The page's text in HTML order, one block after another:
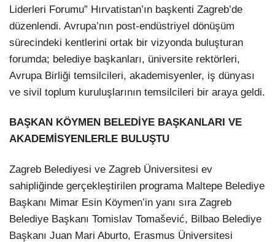
Liderleri Forumu” Hırvatistan’ın başkenti Zagreb’de
düzenlendi. Avrupa’nın post-endüstriyel dönüşüm
sürecindeki kentlerini ortak bir vizyonda buluşturan
forumda; belediye başkanları, üniversite rektörleri,
Avrupa Birliği temsilcileri, akademisyenler, iş dünyası
ve sivil toplum kuruluşlarının temsilcileri bir araya geldi.
BAŞKAN KÖYMEN BELEDİYE BAŞKANLARI VE
AKADEMİSYENLERLE BULUŞTU
Zagreb Belediyesi ve Zagreb Üniversitesi ev
sahipliğinde gerçekleştirilen programa Maltepe Belediye
Başkanı Mimar Esin Köymen’in yanı sıra Zagreb
Belediye Başkanı Tomislav Tomašević, Bilbao Belediye
Başkanı Juan Mari Aburto, Erasmus Üniversitesi